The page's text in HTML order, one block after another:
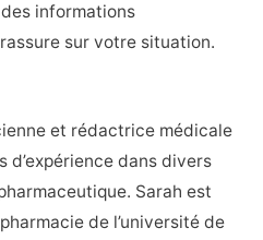
informations
sur votre situation.
et rédactrice médicale
d’expérience dans divers
Sarah est
de l’université de